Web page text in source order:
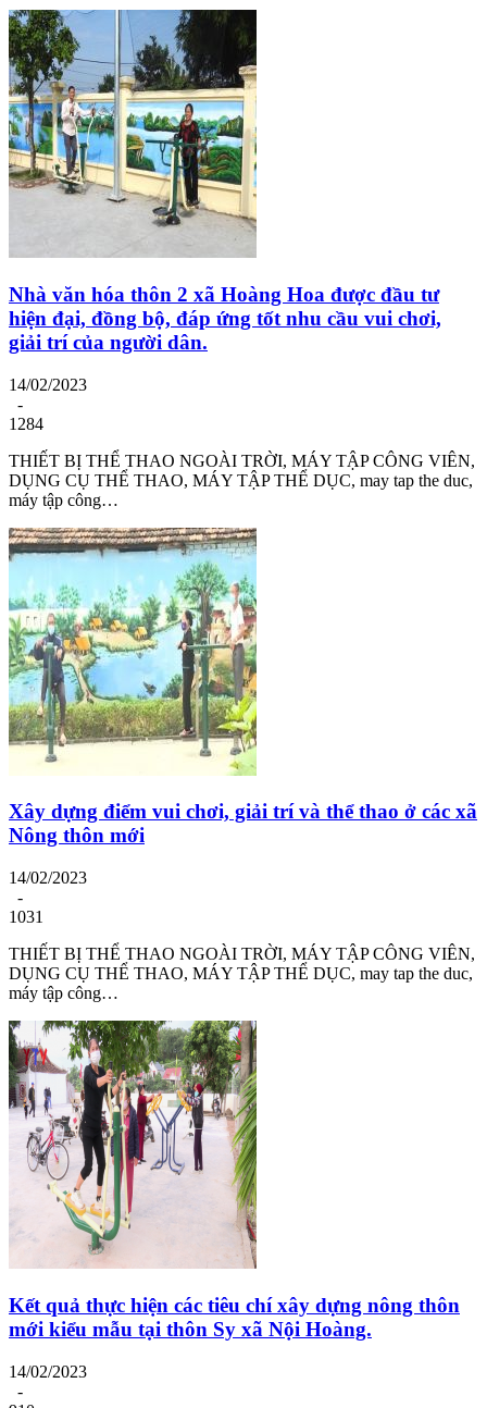
Nhà văn hóa thôn 2 xã Hoàng Hoa được đầu tư
hiện đại, đồng bộ, đáp ứng tốt nhu cầu vui chơi,
giải trí của người dân.
14/02/2023
-
1284
THIẾT BỊ THỂ THAO NGOÀI TRỜI, MÁY TẬP CÔNG VIÊN,
DỤNG CỤ THỂ THAO, MÁY TẬP THỂ DỤC, may tap the duc,
máy tập công…
Xây dựng điểm vui chơi, giải trí và thể thao ở các xã
Nông thôn mới
14/02/2023
-
1031
THIẾT BỊ THỂ THAO NGOÀI TRỜI, MÁY TẬP CÔNG VIÊN,
DỤNG CỤ THỂ THAO, MÁY TẬP THỂ DỤC, may tap the duc,
máy tập công…
Kết quả thực hiện các tiêu chí xây dựng nông thôn
mới kiểu mẫu tại thôn Sy xã Nội Hoàng.
14/02/2023
-